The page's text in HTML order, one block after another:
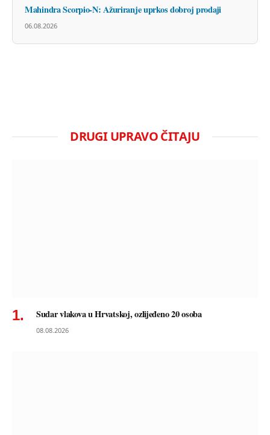
Mahindra Scorpio-N: Ažuriranje uprkos dobroj prodaji
06.08.2026
DRUGI UPRAVO ČITAJU
Sudar vlakova u Hrvatskoj, ozlijeđeno 20 osoba
08.08.2026